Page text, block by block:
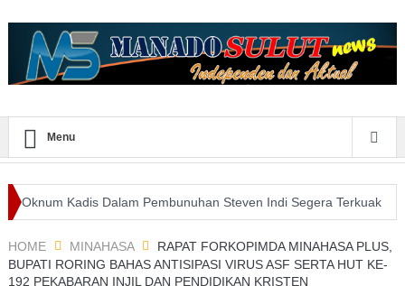
Menu
Dalam Pembunuhan Steven Indi Segera Terkuak Wali Kota
HOME MINAHASA
RAPAT FORKOPIMDA MINAHASA PLUS,
BUPATI RORING BAHAS ANTISIPASI VIRUS ASF SERTA HUT KE-
192 PEKABARAN INJIL DAN PENDIDIKAN KRISTEN